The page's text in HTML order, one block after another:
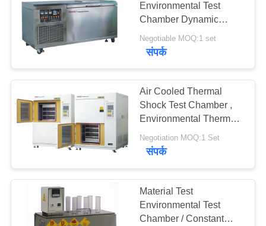
Environmental Test
Chamber Dynamic
Leather Cold Test
Cabinet
Negotiable MOQ:1 set
संपर्क
Air Cooled Thermal
Shock Test Chamber ,
Environmental Thermal
Cycling Chamber 2
Zone
Negotiation MOQ:1 Set
संपर्क
Material Test
Environmental Test
Chamber / Constant